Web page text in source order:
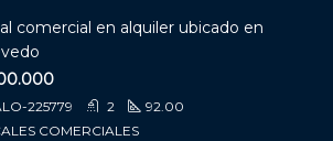
comercial en alquiler ubicado en
225779 2
92.00
COMERCIALES